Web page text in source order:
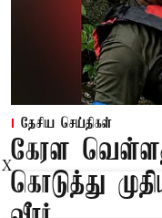
தேசிய செய்திகள்
கேரள
கொடுத்து
X